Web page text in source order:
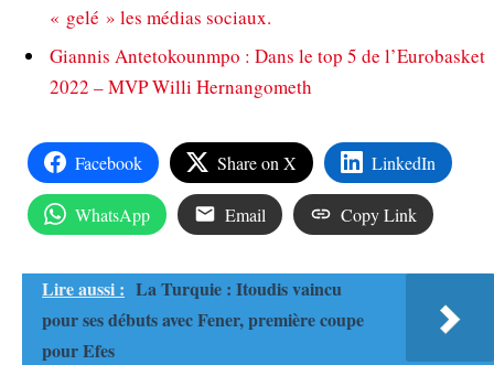
« gelé » les médias sociaux.
Giannis Antetokounmpo : Dans le top 5 de l’Eurobasket
2022 – MVP Willi Hernangometh
Facebook Share on X LinkedIn
WhatsApp Email Copy Link
Lire aussi : La Turquie : Itoudis vaincu
pour ses débuts avec Fener, première coupe
pour Efes